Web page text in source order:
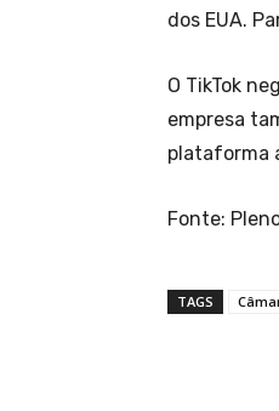
dos EUA.
O TikTok
empresa
plataforma
Fonte:
TAGS